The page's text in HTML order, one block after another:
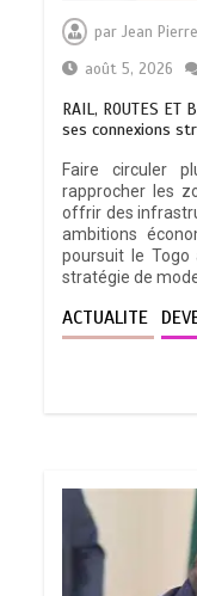
parJean
août 5, 2026
RAIL, ROUTES ET
ses connexions
Faire circuler
rapprocher les
offrir des
ambitions
poursuit le
stratégie de
ACTUALITE